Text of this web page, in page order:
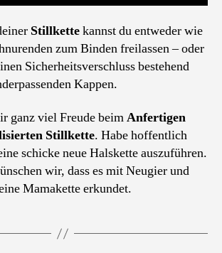
Stillkettekannst du entweder wie
zum Binden freilassen – oder
Sicherheitsverschluss bestehend
Kappen.
ganz viel Freude beimAnfertigen
Stillkette. Habe hoffentlich
schicke neue Halskette auszuführen.
wir, dass es mit Neugier und
Mamakette erkundet.